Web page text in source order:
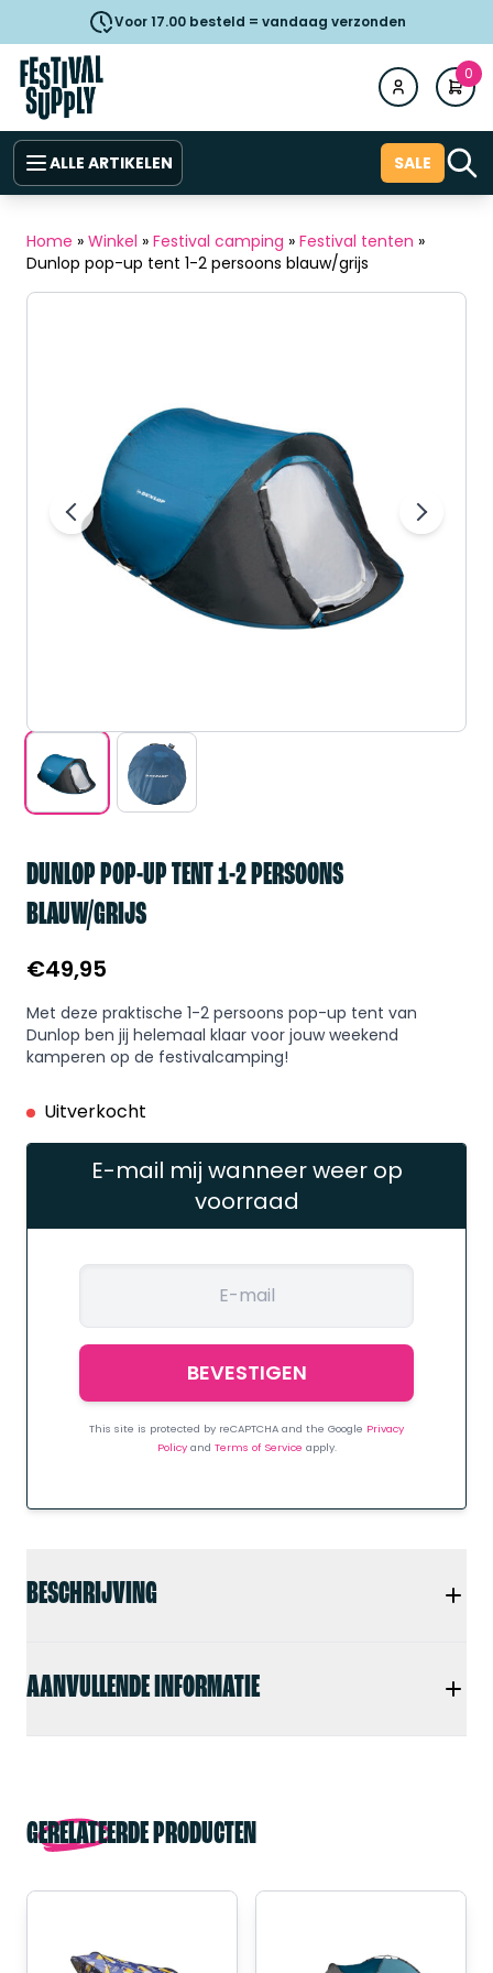
Voor 17.00 besteld = vandaag verzonden
0
ALLE ARTIKELEN SALE
Home » Winkel » Festival camping » Festival tenten »
Dunlop pop-up tent 1-2 persoons blauw/grijs
BESCHRIJVING
AANVULLENDE INFORMATIE
DUNLOP POP-UP TENT 1-2 PERSOONS
BLAUW/GRIJS
€49,95
Met deze praktische 1-2 persoons pop-up tent van
Dunlop ben jij helemaal klaar voor jouw weekend
kamperen op de festivalcamping!
Uitverkocht
E-mail mij wanneer weer op
voorraad
This site is protected by reCAPTCHA and the Google Privacy
Policy and Terms of Service apply.
GERELATEERDE PRODUCTEN